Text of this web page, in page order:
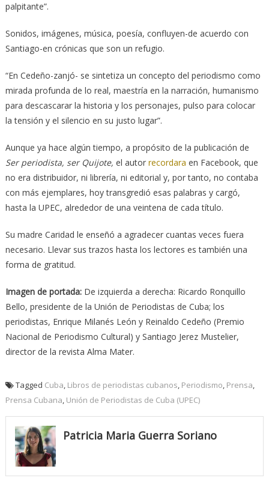
palpitante”.
Sonidos, imágenes, música, poesía, confluyen-de acuerdo con
Santiago-en crónicas que son un refugio.
“En Cedeño-zanjó- se sintetiza un concepto del periodismo como
mirada profunda de lo real, maestría en la narración, humanismo
para descascarar la historia y los personajes, pulso para colocar
la tensión y el silencio en su justo lugar”.
Aunque ya hace algún tiempo, a propósito de la publicación de
Ser periodista, ser Quijote, el autor recordara en Facebook, que
no era distribuidor, ni librería, ni editorial y, por tanto, no contaba
con más ejemplares, hoy transgredió esas palabras y cargó,
hasta la UPEC, alrededor de una veintena de cada título.
Su madre Caridad le enseñó a agradecer cuantas veces fuera
necesario. Llevar sus trazos hasta los lectores es también una
forma de gratitud.
Imagen de portada:De izquierda a derecha: Ricardo Ronquillo
Bello, presidente de la Unión de Periodistas de Cuba; los
periodistas, Enrique Milanés León y Reinaldo Cedeño (Premio
Nacional de Periodismo Cultural) y Santiago Jerez Mustelier,
director de la revista Alma Mater.
Tagged Cuba, Libros de periodistas cubanos, Periodismo, Prensa,
Prensa Cubana, Unión de Periodistas de Cuba (UPEC)
Patricia Maria Guerra Soriano